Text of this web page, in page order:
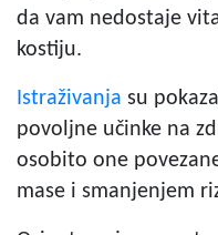
da vam nedostaje
kostiju.
Istraživanja su
povoljne učinke na
osobito one
mase i smanjenjem